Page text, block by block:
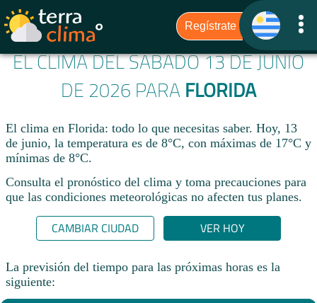
EL CLIMA DEL SÁBADO 13 DE JUNIO
DE 2026 PARA FLORIDA
El clima en Florida: todo lo que necesitas saber. Hoy, 13
de junio, la temperatura es de 8°C, con máximas de 17°C y
mínimas de 8°C.
Consulta el pronóstico del clima y toma precauciones para
que las condiciones meteorológicas no afecten tus planes.​
CAMBIAR CIUDAD VER HOY
La previsión del tiempo para las próximas horas es la
siguiente: